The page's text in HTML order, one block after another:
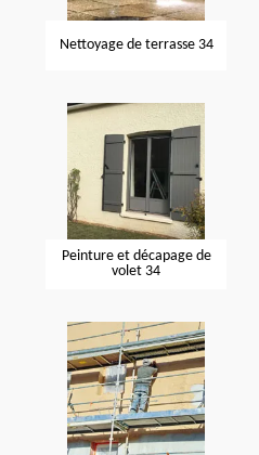
Nettoyage de terrasse 34
Peinture et décapage de
volet 34